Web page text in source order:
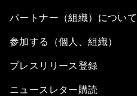
パートナー（組織）について
参加する（個人、組織）
プレスリリース登録
ニュースレター購読